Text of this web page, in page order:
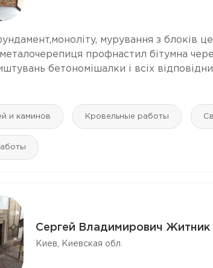
мурування з блоків
профнастил бітумна
бетономішалки і всіх
и каминов Кровельные работы
Сергей Владимирович Житник
Киев, Киевская обл.